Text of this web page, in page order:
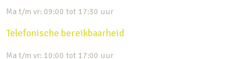
Ma t/m vr: 09:00 tot 17:30 uur
Telefonische bereikbaarheid
Ma t/m vr: 10:00 tot 17:00 uur